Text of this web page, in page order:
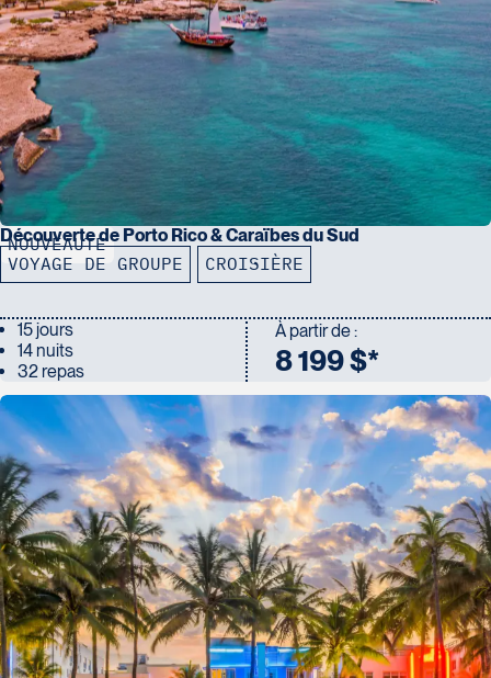
NOUVEAUTÉ
Découverte de Porto Rico & Caraïbes du Sud
VOYAGE DE GROUPE CROISIÈRE
15 jours
14 nuits
32 repas
À partir de :
8 199 $*